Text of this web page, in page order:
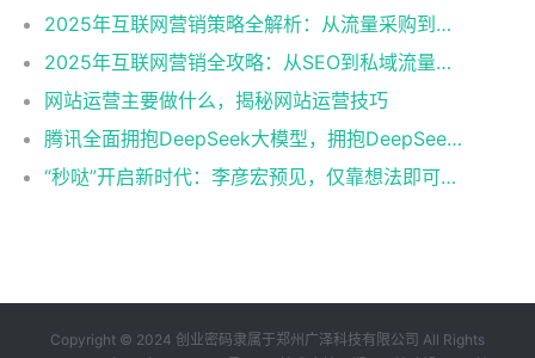
2025年互联网营销策略全解析：从流量采购到用户经营的转型之路
2025年互联网营销全攻略：从SEO到私域流量的完整增长体系搭建
网站运营主要做什么，揭秘网站运营技巧
腾讯全面拥抱DeepSeek大模型，拥抱DeepSeek最彻底的为什么是腾讯
“秒哒”开启新时代：李彦宏预见，仅靠想法即可盈利
Copyright © 2024 创业密码隶属于郑州广泽科技有限公司 All Rights